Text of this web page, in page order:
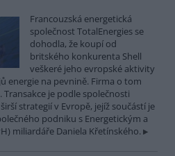
Francouzská energetická
společnost TotalEnergies se
dohodla, že koupí od
britského konkurenta Shell
veškeré jeho evropské aktivity
energie na pevnině. Firma o tom
. Transakce je podle společnosti
strategií v Evropě, jejíž součástí je
podniku s Energetickým a
miliardáře Daniela Křetínského.